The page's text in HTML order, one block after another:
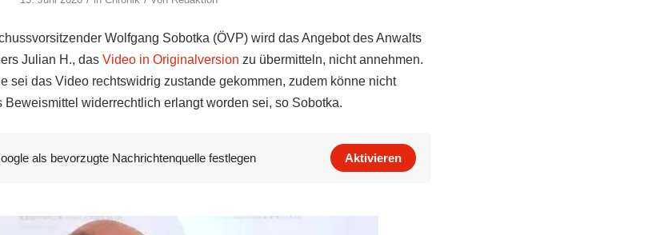
Wolfgang Sobotka (ÖVP) wird das Angebot des Anwalts
Julian H., das Video in Originalversion zu übermitteln, nicht annehmen.
sei das Video rechtswidrig zustande gekommen, zudem könne nicht
widerrechtlich erlangt worden sei, so Sobotka.
als bevorzugte Nachrichtenquelle festlegen Aktivieren